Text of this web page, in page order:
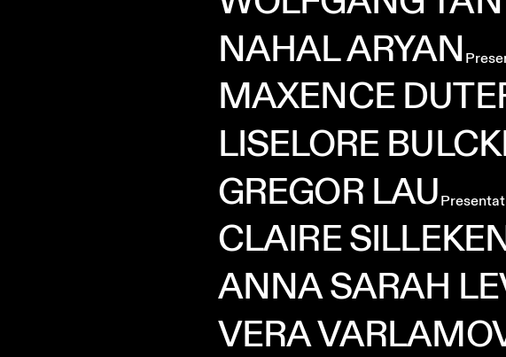
NAHALARYAN
MAXENCE
LISELORE
GREGOR LAU
CLAIRE
ANNASARAH
VERA